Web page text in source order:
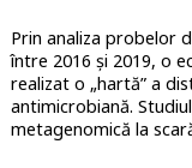
Prin analiza probelor
între 2016 și 2019, o
realizat o „hartă” a
antimicrobiană.
metagenomică la